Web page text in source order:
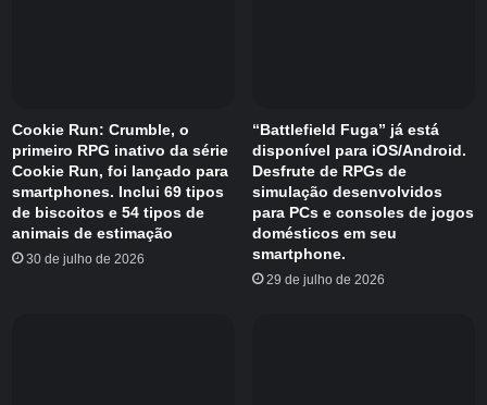
expansão. Wiz Kid segue uma criança
chamada Ben que quer se tornar um bruxo,
apesar de seus pais não apoiarem a ideia. E
Hermit Permits permite que você ajude os
caranguejos de Wendlewick, o maior
assentamento de Havenhythe, a lidar com um
Cookie Run: Crumble, o
primeiro RPG inativo da série
Cookie Run, foi lançado para
smartphones. Inclui 69 tipos
de biscoitos e 54 tipos de
animais de estimação
30 de julho de 2026
“Battlefield Fuga” já está
disponível para iOS/Android.
Desfrute de RPGs de
simulação desenvolvidos
para PCs e consoles de jogos
domésticos em seu
smartphone.
29 de julho de 2026